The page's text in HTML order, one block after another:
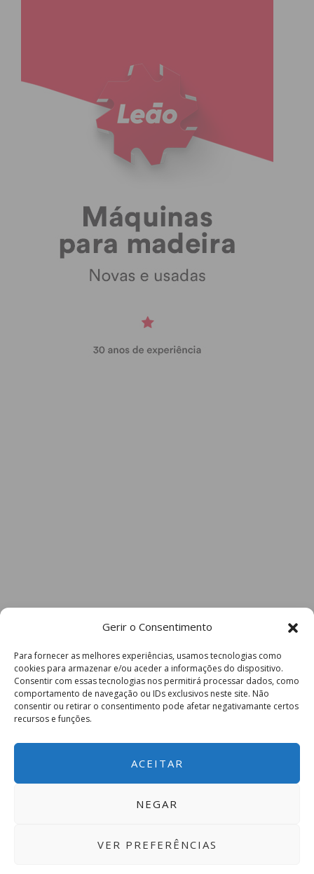
Gerir o Consentimento
Para fornecer as melhores experiências, usamos tecnologias como
cookies para armazenar e/ou aceder a informações do dispositivo.
Consentir com essas tecnologias nos permitirá processar dados, como
comportamento de navegação ou IDs exclusivos neste site. Não
consentir ou retirar o consentimento pode afetar negativamante certos
recursos e funções.
ACEITAR
NEGAR
VER PREFERÊNCIAS